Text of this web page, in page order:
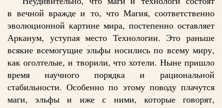
в вечной вражде и то, что Магия, соответственно
эволюционной картине мира, постепенно оставляет
Арканум, уступая место Технологии. Это раньше
всякие всемогущие эльфы носились по всему миру,
как оголтелые, и творили, что хотели. Ныне пришло
время научного порядка и рациональной
стабильности. Особенно по этому поводу плачутся
маги, эльфы и иже с ними, которые говорят,